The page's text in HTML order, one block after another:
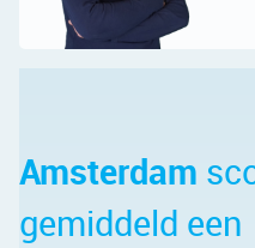
Amsterdam
gemiddeld een